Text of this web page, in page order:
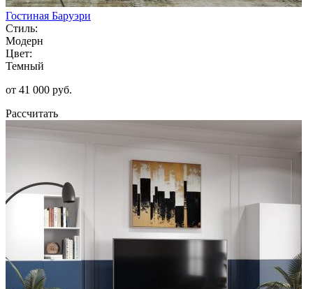
Гостиная Баруэри
Стиль:
Модерн
Цвет:
Темный
от 41 000 руб.
Рассчитать